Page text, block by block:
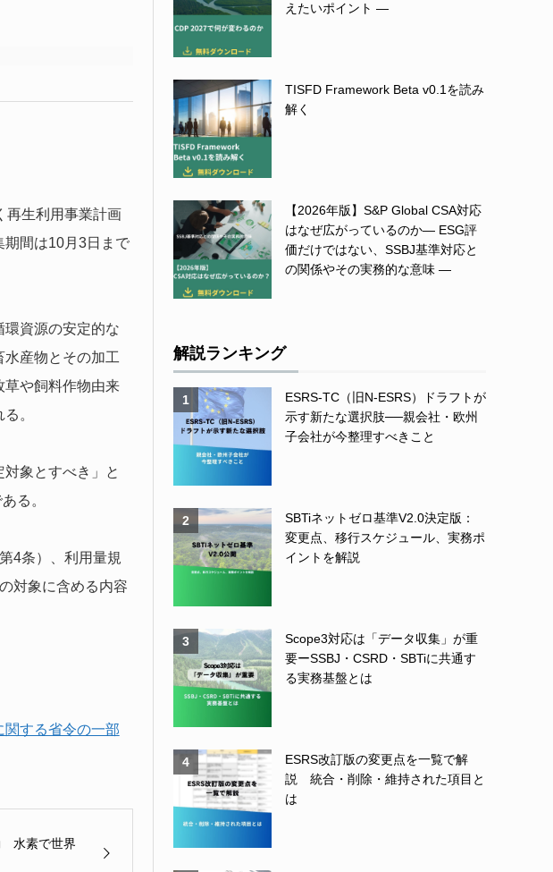
再生利用事業計画
期間は10月3日まで
資源の安定的な
産物とその加工
草や飼料作物由来
。
象とすべき」と
る。
4条）、利用量規
対象に含める内容
する省令の一部
水素で世界
えたいポイント ―
TISFD Framework Beta v0.1を読み
解く
【2026年版】S&P Global CSA対応
はなぜ広がっているのか― ESG評
価だけではない、SSBJ基準対応と
の関係やその実務的な意味 ―
解説ランキング
1
ESRS-TC（旧N-ESRS）ドラフトが
示す新たな選択肢──親会社・欧州
子会社が今整理すべきこと
2
SBTiネットゼロ基準V2.0決定版：
変更点、移行スケジュール、実務ポ
イントを解説
3
Scope3対応は「データ収集」が重
要ーSSBJ・CSRD・SBTiに共通す
る実務基盤とは
4
ESRS改訂版の変更点を一覧で解
説 統合・削除・維持された項目と
は